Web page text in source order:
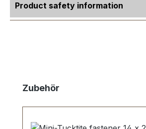
Product safety information
Skip product gallery
Zubehör